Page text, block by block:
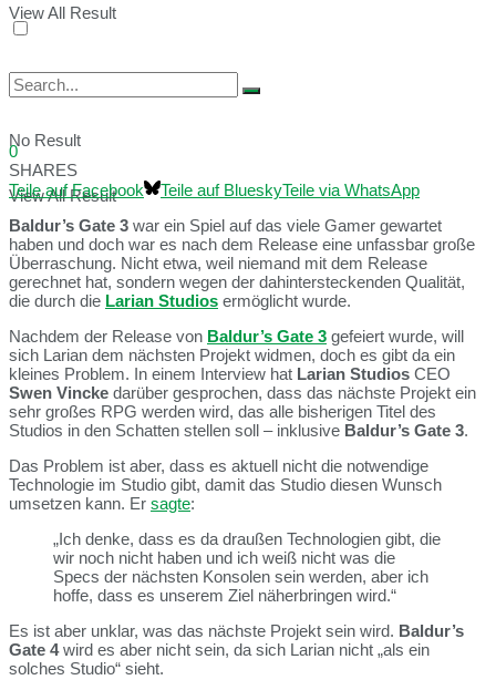
View All Result
No Result
View All Result
0
SHARES
Teile auf Facebook
Teile auf BlueskyTeile via WhatsApp
Baldur’s Gate 3 war ein Spiel auf das viele Gamer gewartet
haben und doch war es nach dem Release eine unfassbar große
Überraschung. Nicht etwa, weil niemand mit dem Release
gerechnet hat, sondern wegen der dahintersteckenden Qualität,
die durch die Larian Studios ermöglicht wurde.
Nachdem der Release von Baldur’s Gate 3 gefeiert wurde, will
sich Larian dem nächsten Projekt widmen, doch es gibt da ein
kleines Problem. In einem Interview hat Larian Studios CEO
Swen Vincke darüber gesprochen, dass das nächste Projekt ein
sehr großes RPG werden wird, das alle bisherigen Titel des
Studios in den Schatten stellen soll – inklusive Baldur’s Gate 3.
Das Problem ist aber, dass es aktuell nicht die notwendige
Technologie im Studio gibt, damit das Studio diesen Wunsch
umsetzen kann. Er sagte:
„Ich denke, dass es da draußen Technologien gibt, die
wir noch nicht haben und ich weiß nicht was die
Specs der nächsten Konsolen sein werden, aber ich
hoffe, dass es unserem Ziel näherbringen wird.“
Es ist aber unklar, was das nächste Projekt sein wird. Baldur’s
Gate 4wird es aber nicht sein, da sich Larian nicht „als ein
solches Studio“ sieht.